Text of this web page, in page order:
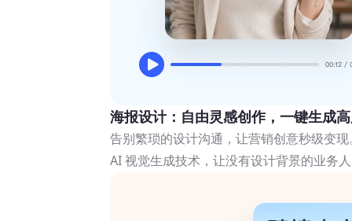
海报设计：自由灵感创作，一键生成
告别繁琐的设计沟通，让营销创意秒级变
AI 视觉生成技术，让没有设计背景的业务